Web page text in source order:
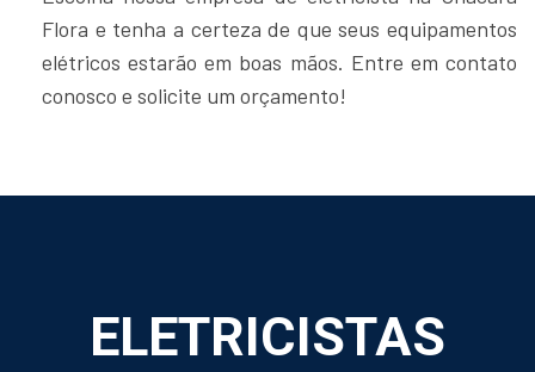
Flora e tenha a certeza de que seus equipamentos
elétricos estarão em boas mãos. Entre em contato
conosco e solicite um orçamento!
ELETRICISTAS